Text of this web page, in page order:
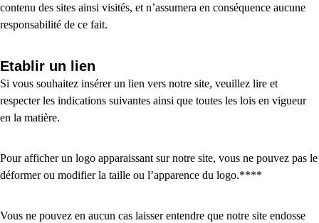
contenu des sites ainsi visités, et n’assumera en conséquence aucune
responsabilité de ce fait.
Etablir un lien
Si vous souhaitez insérer un lien vers notre site, veuillez lire et
respecter les indications suivantes ainsi que toutes les lois en vigueur
en la matière.
Pour afficher un logo apparaissant sur notre site, vous ne pouvez pas le
déformer ou modifier la taille ou l’apparence du logo.****
Vous ne pouvez en aucun cas laisser entendre que notre site endosse